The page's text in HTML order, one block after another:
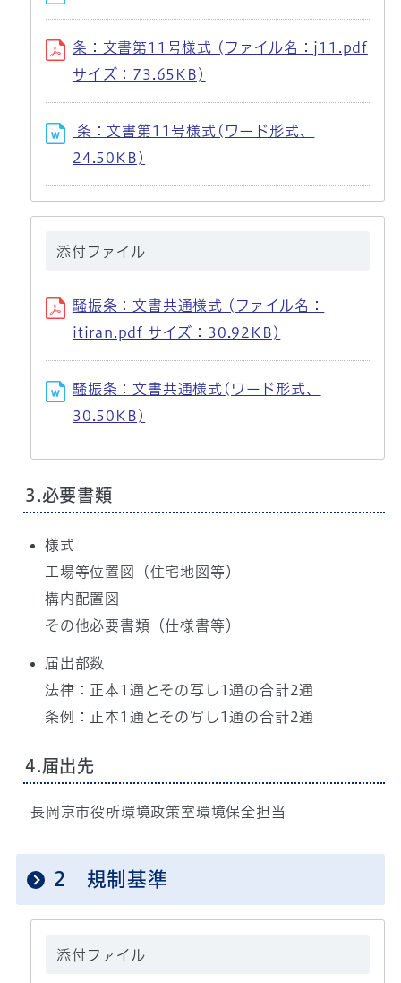
条：文書第11号様式 (ファイル名：j11.pdf
サイズ：73.65KB)
条：文書第11号様式(ワード形式、
24.50KB)
添付ファイル
騒振条：文書共通様式 (ファイル名：
itiran.pdf サイズ：30.92KB)
騒振条：文書共通様式(ワード形式、
30.50KB)
3.必要書類
様式
工場等位置図（住宅地図等）
構内配置図
その他必要書類（仕様書等）
届出部数
法律：正本1通とその写し1通の合計2通
条例：正本1通とその写し1通の合計2通
4.届出先
長岡京市役所環境政策室環境保全担当
2 規制基準
添付ファイル